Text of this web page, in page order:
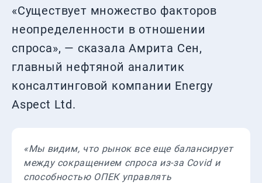
«Существует множество факторов
неопределенности в отношении
спроса», — сказала Амрита Сен,
главный нефтяной аналитик
консалтинговой компании Energy
Aspect Ltd.
«Мы видим, что рынок все еще балансирует
между сокращением спроса из-за Covid и
способностью ОПЕК управлять